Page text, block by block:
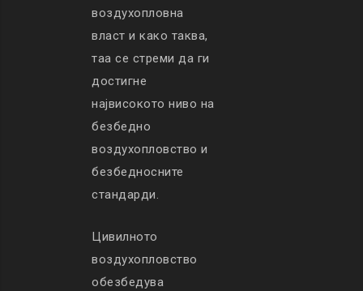
воздухопловна
власт и како таква,
таа се стреми да ги
достигне
највисокото ниво на
безбедно
воздухопловство и
безбедносните
стандарди.
Цивилното
воздухопловство
обезбедува